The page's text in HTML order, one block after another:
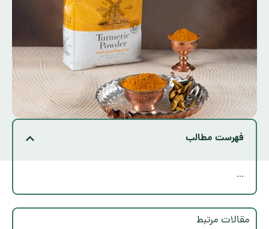
مقالات مرتبط
فهرست مطالب
...